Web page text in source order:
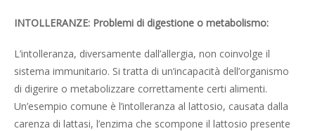
INTOLLERANZE: Problemi di digestione o metabolismo:
L’intolleranza, diversamente dall’allergia, non coinvolge il
sistema immunitario. Si tratta di un’incapacità dell’organismo
di digerire o metabolizzare correttamente certi alimenti.
Un’esempio comune è l’intolleranza al lattosio, causata dalla
carenza di lattasi, l’enzima che scompone il lattosio presente